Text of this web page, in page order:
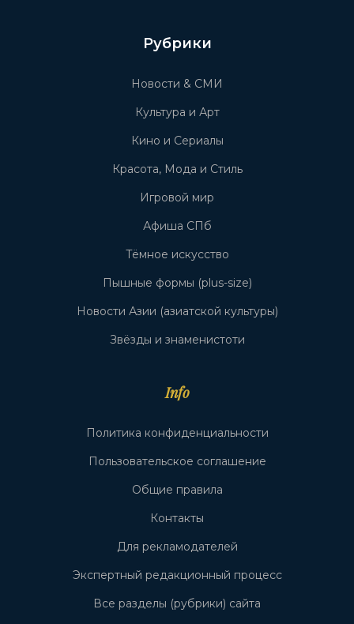
Рубрики
Новости & СМИ
Культура и Арт
Кино и Сериалы
Красота, Мода и Стиль
Игровой мир
Афиша СПб
Тёмное искусство
Пышные формы (plus-size)
Новости Азии (азиатской культуры)
Звёзды и знаменистоти
Info
Политика конфиденциальности
Пользовательское соглашение
Общие правила
Контакты
Для рекламодателей
Экспертный редакционный процесс
Все разделы (рубрики) сайта